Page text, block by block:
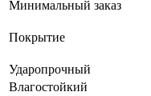
Минимальный заказ
Покрытие
Ударопрочный
Влагостойкий